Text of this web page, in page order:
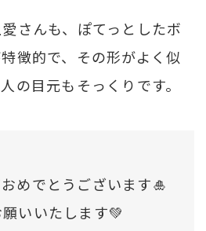
さんも、ぽてっとしたボ
徴的で、その形がよく似
の目元もそっくりです。
めでとうございます🎍
いいたします💚